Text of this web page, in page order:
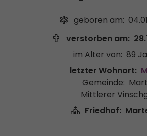
geboren am:
verstorben am:
im Alter von: 89
letzter Wohnort:
Gemeinde:
Mittlerer
Friedhof: